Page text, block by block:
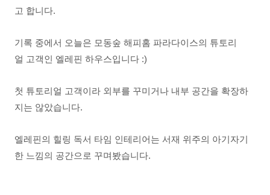
고 합니다.
기록 중에서 오늘은 모동숲 해피홈 파라다이스의 튜토리
얼 고객인 엘레핀 하우스입니다 :)
첫 튜토리얼 고객이라 외부를 꾸미거나 내부 공간을 확장하
지는 않았습니다.
엘레핀의 힐링 독서 타임 인테리어는 서재 위주의 아기자기
한 느낌의 공간으로 꾸며봤습니다.